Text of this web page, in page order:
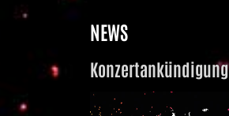
NEWS
Konzertankündigung